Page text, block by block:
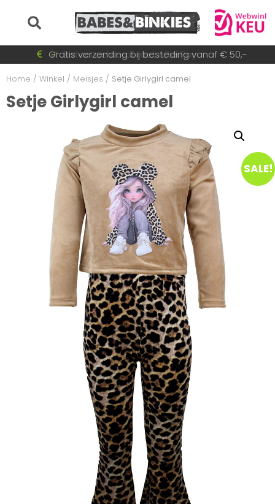
Betaal achteraf met AfterPay
Snel wisselende collectie
Gratis verzending bij besteding vanaf € 50,-
Voor 15:30 besteld = dezelfde dag verzonden!
Home / Winkel / Meisjes / Setje Girlygirl camel
Setje Girlygirl camel
SALE!